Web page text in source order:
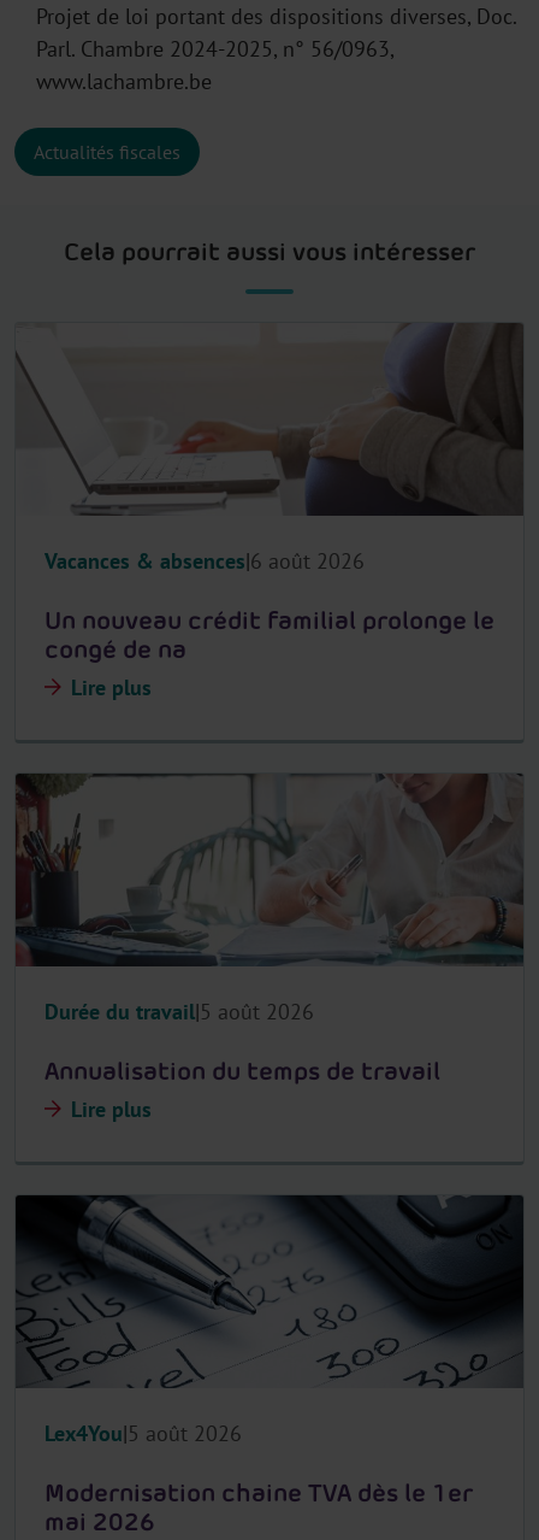
Projet de loi portant des dispositions diverses, Doc.
Parl. Chambre 2024-2025, n° 56/0963,
www.lachambre.be
Actualités fiscales
Cela pourrait aussi vous intéresser
Vacances & absences 6 août 2026
Un nouveau crédit familial prolonge le
congé de na
Lire plus
Durée du travail 5 août 2026
Annualisation du temps de travail
Lire plus
Lex4You 5 août 2026
Modernisation chaine TVA dès le 1er
mai 2026